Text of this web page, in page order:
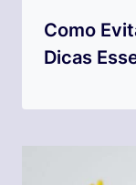
Como
Dicas